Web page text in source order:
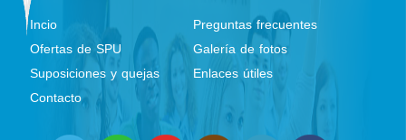
Incio
Preguntas frecuentes
Ofertas de SPU
Galería de fotos
Suposiciones y quejas
Enlaces útiles
Contacto